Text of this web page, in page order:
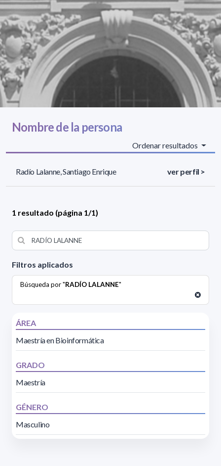
Filtros aplicados
Búsqueda por "RADÍO LALANNE"
ÁREA
Maestría en Bioinformática
GRADO
Maestría
GÉNERO
Masculino
Nombre de la persona
Ordenar resultados
Radío Lalanne, Santiago Enrique ver perfil >
1 resultado (página 1/1)